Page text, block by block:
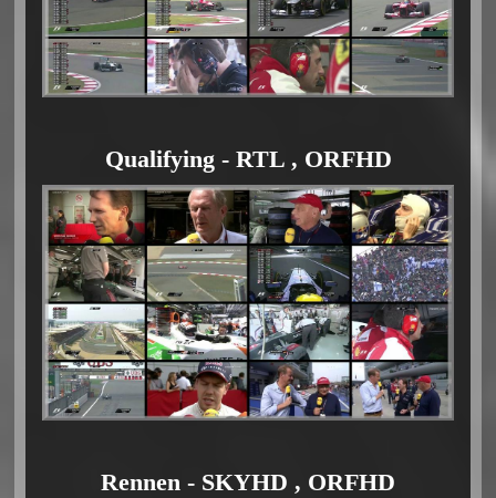
Qualifying - RTL , ORFHD
Rennen - SKYHD , ORFHD